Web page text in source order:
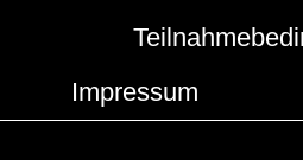
Impressum